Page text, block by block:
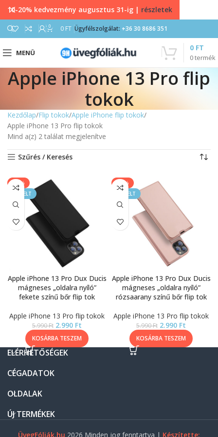
0 0 FT Ügyfélszolgálat: +36 30 8686 351
MENÜ
0termék
0 FT
Apple iPhone 13 Pro flip
tokok
Kezdőlap Flip tokok Apple iPhone flip tokok
Apple iPhone 13 Pro flip tokok
Mind a(z) 2 találat megjelenítve
Szűrés / Keresés
-50%
KIEMELT
Apple iPhone 13 Pro Dux Ducis
mágneses „oldalra nyíló”
fekete színű bőr flip tok
Apple iPhone 13 Pro flip tokok
5.990Ft 2.990 Ft
KOSÁRBA TESZEM
-50%
KIEMELT
Apple iPhone 13 Pro Dux Ducis
mágneses „oldalra nyíló”
rózsaarany színű bőr flip tok
Apple iPhone 13 Pro flip tokok
5.990Ft 2.990 Ft
KOSÁRBA TESZEM
ELÉRHETŐSÉGEK
CÉGADATOK
OLDALAK
ÚJ TERMÉKEK
ÜvegFóliák.hu 2026 Minden jog fenntartva | Készítette:
10-20% kedvezmény augusztus 31-ig | részletek